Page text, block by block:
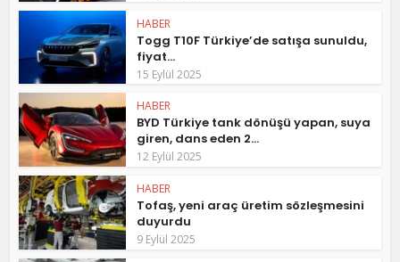
HABER
Togg T10F Türkiye’de satışa sunuldu,
fiyat...
15 Eylül 2025
HABER
BYD Türkiye tank dönüşü yapan, suya
giren, dans eden 2...
12 Eylül 2025
HABER
Tofaş, yeni araç üretim sözleşmesini
duyurdu
9 Eylül 2025